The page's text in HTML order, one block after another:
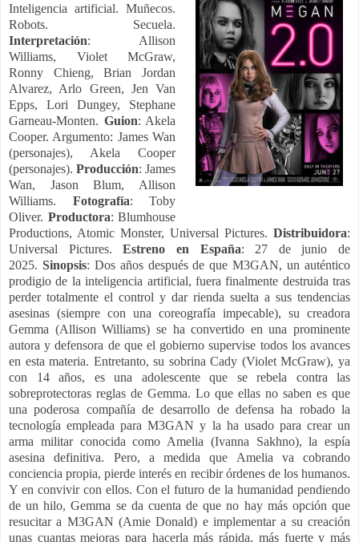
Inteligencia artificial. Muñecos.
Robots. Secuela.
Interpretación: Allison
Williams, Violet McGraw,
Ronny Chieng, Brian Jordan
Alvarez, Arlo Green, Jen Van
Epps, Lori Dungey, Stephane
Garneau-Monten. Guion: Akela
Cooper. Argumento: James Wan
(personajes), Akela Cooper
(personajes).Producción: James
Wan, Jason Blum, Allison
Williams. Fotografía: Toby
Oliver. Productora: Blumhouse
Productions, Atomic Monster, Universal Pictures. Distribuidora:
Universal Pictures.Estreno en España: 27 de junio de
2025. Sinopsis: Dos años después de que M3GAN, un auténtico
prodigio de la inteligencia artificial, fuera finalmente destruida tras
perder totalmente el control y dar rienda suelta a sus tendencias
asesinas (siempre con una coreografía impecable), su creadora
Gemma (Allison Williams) se ha convertido en una prominente
autora y defensora de que el gobierno supervise todos los avances
en esta materia. Entretanto, su sobrina Cady (Violet McGraw), ya
con 14 años, es una adolescente que se rebela contra las
sobreprotectoras reglas de Gemma. Lo que ellas no saben es que
una poderosa compañía de desarrollo de defensa ha robado la
tecnología empleada para M3GAN y la ha usado para crear un
arma militar conocida como Amelia (Ivanna Sakhno), la espía
asesina definitiva. Pero, a medida que Amelia va cobrando
conciencia propia, pierde interés en recibir órdenes de los humanos.
Y en convivir con ellos. Con el futuro de la humanidad pendiendo
de un hilo, Gemma se da cuenta de que no hay más opción que
resucitar a M3GAN (Amie Donald) e implementar a su creación
unas cuantas mejoras para hacerla más rápida, más fuerte y más